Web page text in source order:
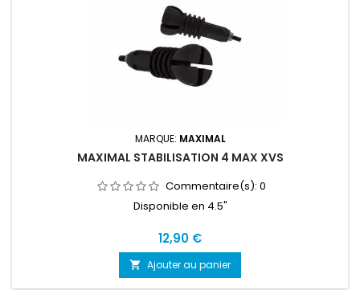
MARQUE: MAXIMAL
MAXIMAL STABILISATION 4 MAX XVS
Commentaire(s): 0
Disponible en 4.5"
Prix
12,90 €
 Ajouter au panier